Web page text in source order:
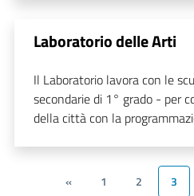
Laboratorio delle Arti
Il Laboratorio lavora con le
secondarie di 1° grado - per
della città con la
« 1 2 3